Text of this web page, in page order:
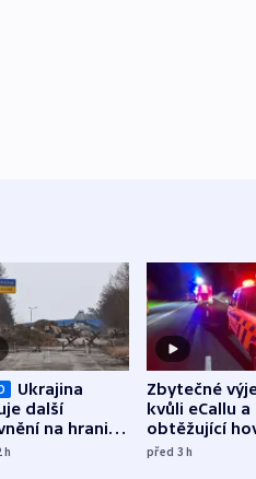
Ukrajina
další
na hranici
h
Zbytečné
kvůli eCallu a
obtěžující
zdržují
před 3h